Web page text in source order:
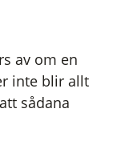
av om en
inte blir allt
sådana